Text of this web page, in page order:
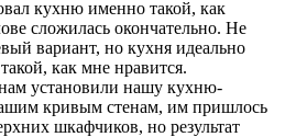
кухню именно такой, как
сложилась окончательно. Не
вариант, но кухня идеально
как мне нравится.
установили нашу кухню-
кривым стенам, им пришлось
шкафчиков, но результат